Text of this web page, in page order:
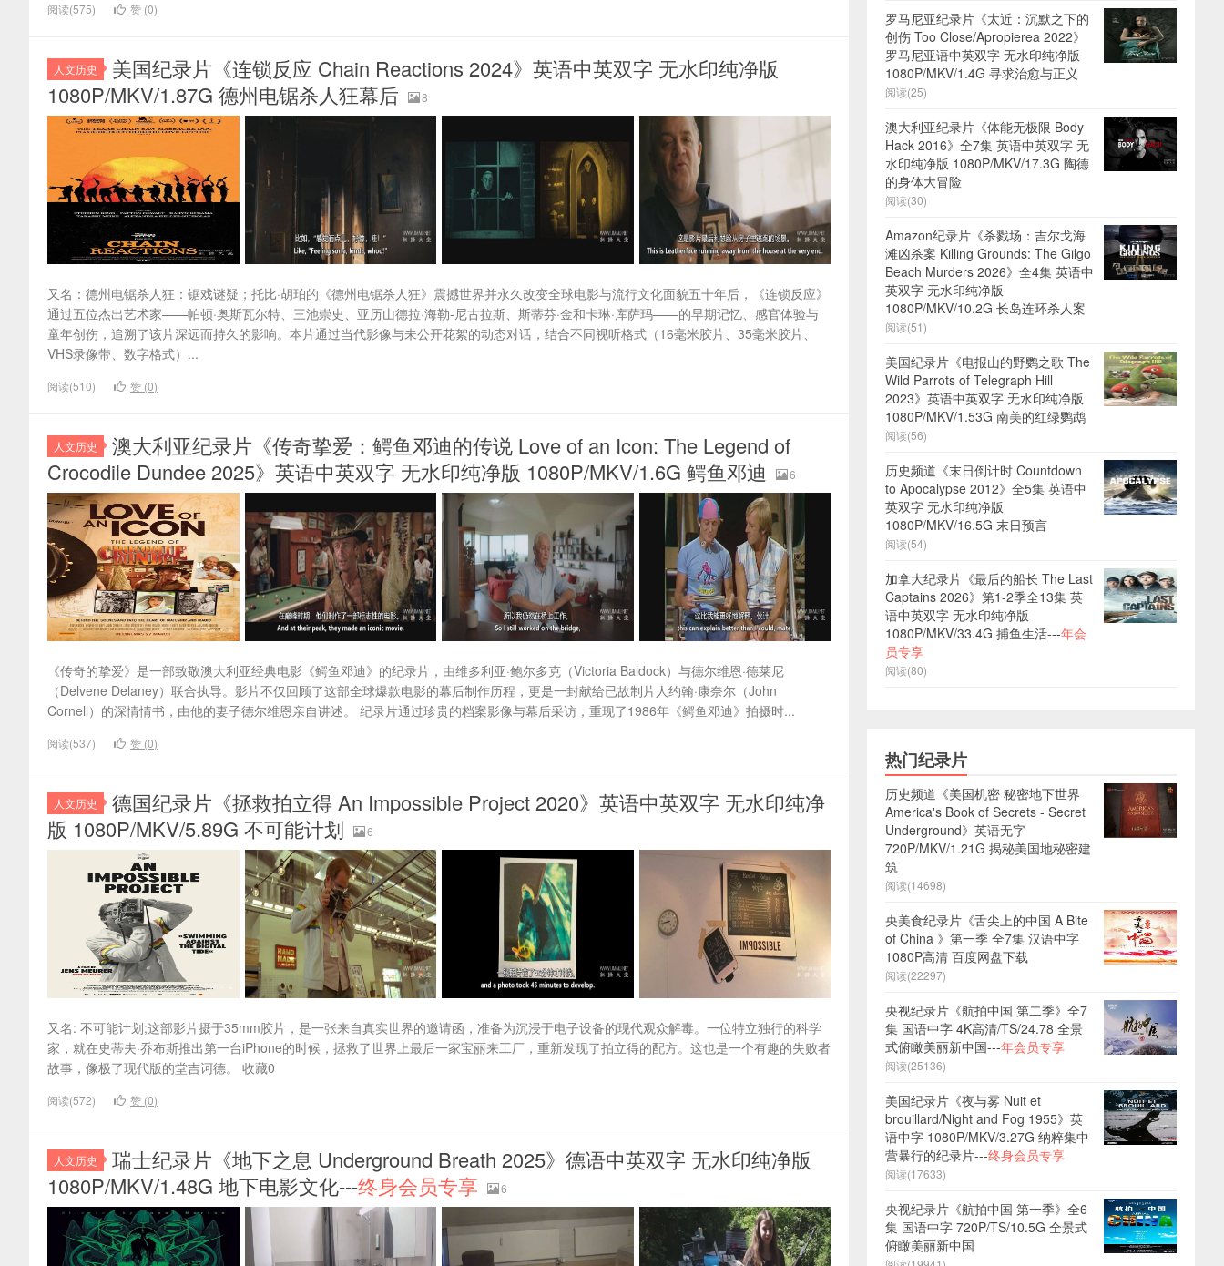
阅读(575) 赞 (0)
人文历史
美国纪录片《连锁反应 Chain Reactions 2024》英语中英双字 无水印纯净版
1080P/MKV/1.87G 德州电锯杀人狂幕后
8
又名：德州电锯杀人狂：锯戏谜疑；托比·胡珀的《德州电锯杀人狂》震撼世界并永久改变全球电影与流行文化面貌五十年后，《连锁反应》
通过五位杰出艺术家——帕顿·奥斯瓦尔特、三池崇史、亚历山德拉·海勒-尼古拉斯、斯蒂芬·金和卡琳·库萨玛——的早期记忆、感官体验与
童年创伤，追溯了该片深远而持久的影响。本片通过当代影像与未公开花絮的动态对话，结合不同视听格式（16毫米胶片、35毫米胶片、
VHS录像带、数字格式）...
阅读(510) 赞 (0)
人文历史
澳大利亚纪录片《传奇挚爱：鳄鱼邓迪的传说 Love of an Icon: The Legend of
Crocodile Dundee 2025》英语中英双字 无水印纯净版 1080P/MKV/1.6G 鳄鱼邓迪
6
《传奇的挚爱》是一部致敬澳大利亚经典电影《鳄鱼邓迪》的纪录片，由维多利亚·鲍尔多克（Victoria Baldock）与德尔维恩·德莱尼
（Delvene Delaney）联合执导。影片不仅回顾了这部全球爆款电影的幕后制作历程，更是一封献给已故制片人约翰·康奈尔（John
Cornell）的深情情书，由他的妻子德尔维恩亲自讲述。 纪录片通过珍贵的档案影像与幕后采访，重现了1986年《鳄鱼邓迪》拍摄时...
阅读(537) 赞 (0)
人文历史
德国纪录片《拯救拍立得 An Impossible Project 2020》英语中英双字 无水印纯净
版 1080P/MKV/5.89G 不可能计划
6
又名: 不可能计划;这部影片摄于35mm胶片，是一张来自真实世界的邀请函，准备为沉浸于电子设备的现代观众解毒。一位特立独行的科学
家，就在史蒂夫·乔布斯推出第一台iPhone的时候，拯救了世界上最后一家宝丽来工厂，重新发现了拍立得的配方。这也是一个有趣的失败者
故事，像极了现代版的堂吉诃德。 收藏0
阅读(572) 赞 (0)
人文历史
瑞士纪录片《地下之息 Underground Breath 2025》德语中英双字 无水印纯净版
1080P/MKV/1.48G 地下电影文化---终身会员专享 6
罗马尼亚纪录片《太近：沉默之下的
创伤 Too Close/Apropierea 2022》
罗马尼亚语中英双字 无水印纯净版
1080P/MKV/1.4G 寻求治愈与正义
阅读(25)
澳大利亚纪录片《体能无极限 Body
Hack 2016》全7集 英语中英双字 无
水印纯净版 1080P/MKV/17.3G 陶德
的身体大冒险
阅读(30)
Amazon纪录片《杀戮场：吉尔戈海
滩凶杀案 Killing Grounds: The Gilgo
Beach Murders 2026》全4集 英语中
英双字 无水印纯净版
1080P/MKV/10.2G 长岛连环杀人案
阅读(51)
美国纪录片《电报山的野鹦之歌 The
Wild Parrots of Telegraph Hill
2023》英语中英双字 无水印纯净版
1080P/MKV/1.53G 南美的红绿鹦鹉
阅读(56)
历史频道《末日倒计时 Countdown
to Apocalypse 2012》全5集 英语中
英双字 无水印纯净版
1080P/MKV/16.5G 末日预言
阅读(54)
加拿大纪录片《最后的船长 The Last
Captains 2026》第1-2季全13集 英
语中英双字 无水印纯净版
1080P/MKV/33.4G 捕鱼生活---年会
员专享
阅读(80)
热门纪录片
历史频道《美国机密 秘密地下世界
America's Book of Secrets - Secret
Underground》英语无字
720P/MKV/1.21G 揭秘美国地秘密建
筑
阅读(14698)
央美食纪录片《舌尖上的中国 A Bite
of China 》第一季 全7集 汉语中字
1080P高清 百度网盘下载
阅读(22297)
央视纪录片《航拍中国 第二季》全7
集 国语中字 4K高清/TS/24.78 全景
式俯瞰美丽新中国---年会员专享
阅读(25136)
美国纪录片《夜与雾 Nuit et
brouillard/Night and Fog 1955》英
语中字 1080P/MKV/3.27G 纳粹集中
营暴行的纪录片---终身会员专享
阅读(17633)
央视纪录片《航拍中国 第一季》全6
集 国语中字 720P/TS/10.5G 全景式
俯瞰美丽新中国